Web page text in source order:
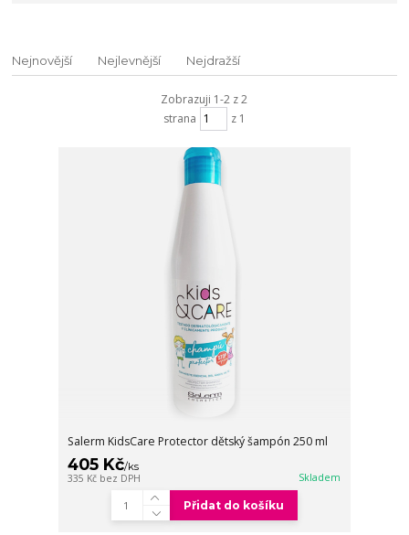
Nejnovější Nejlevnější Nejdražší
Zobrazuji 1-2 z 2
strana
z 1
Salerm KidsCare Protector dětský šampón 250 ml
405 Kč/ks
335 Kč bez DPH Skladem
Přidat do košíku